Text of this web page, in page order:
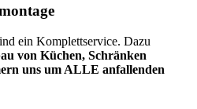
ein Komplettservice. Dazu
von Küchen, Schränken
uns um ALLE anfallenden